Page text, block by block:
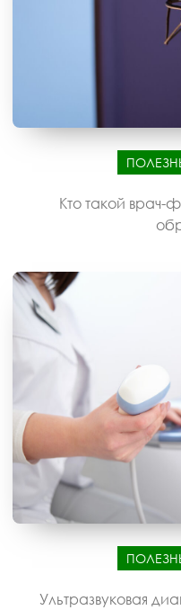
Кто такой врач-
Ультразвуковая